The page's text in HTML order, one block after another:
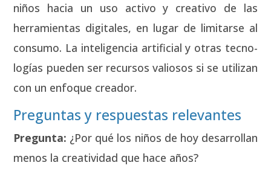
niños hacia un uso acti­vo y crea­ti­vo de las
herra­mien­tas digi­ta­les, en lugar de limi­tar­se al
con­su­mo. La inte­li­gen­cia arti­fi­cial y otras tec­no­
lo­gías pue­den ser recur­sos valio­sos si se uti­li­zan
con un enfo­que crea­dor.
Preguntas y respuestas relevantes
Pre­gun­ta: ¿Por qué los niños de hoy desa­rro­llan
menos la crea­ti­vi­dad que hace años?